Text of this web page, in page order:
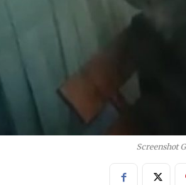
Screenshot